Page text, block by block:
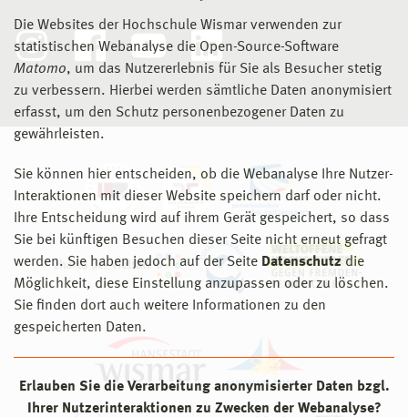
Die Websites der Hochschule Wismar verwenden zur
statistischen Webanalyse die Open-Source-Software
Matomo, um das Nutzererlebnis für Sie als Besucher stetig
zu verbessern. Hierbei werden sämtliche Daten anonymisiert
erfasst, um den Schutz personenbezogener Daten zu
gewährleisten.
Sie können hier entscheiden, ob die Webanalyse Ihre Nutzer-
Interaktionen mit dieser Website speichern darf oder nicht.
Ihre Entscheidung wird auf ihrem Gerät gespeichert, so dass
Sie bei künftigen Besuchen dieser Seite nicht erneut gefragt
werden. Sie haben jedoch auf der Seite Datenschutz die
Möglichkeit, diese Einstellung anzupassen oder zu löschen.
Sie finden dort auch weitere Informationen zu den
gespeicherten Daten.
Erlauben Sie die Verarbeitung anonymisierter Daten bzgl.
Ihrer Nutzerinteraktionen zu Zwecken der Webanalyse?